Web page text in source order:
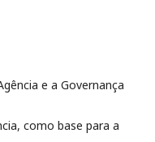
e a Governança
como base para a